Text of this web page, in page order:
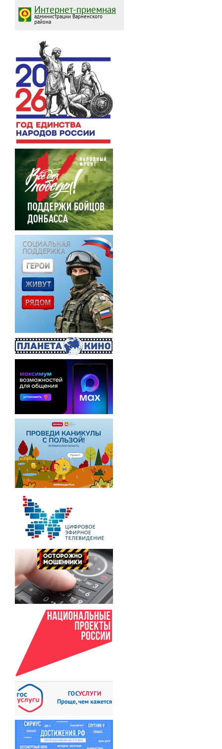
Интернет-приемная
администрации Варненского
района